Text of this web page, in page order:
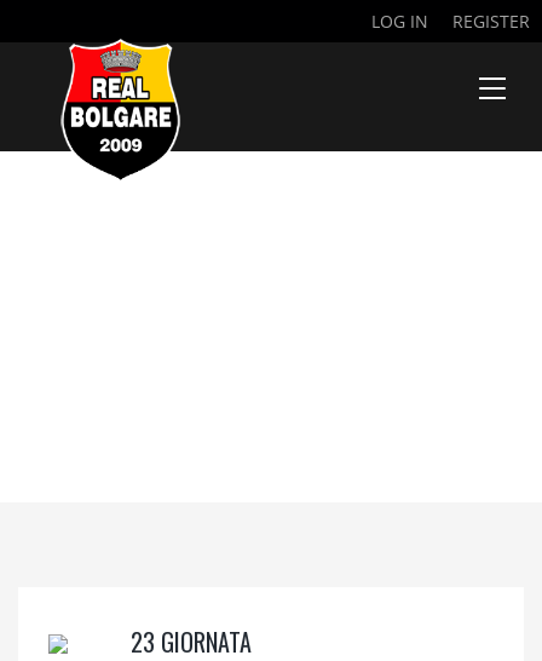
LOG IN REGISTER
23 GIORNATA